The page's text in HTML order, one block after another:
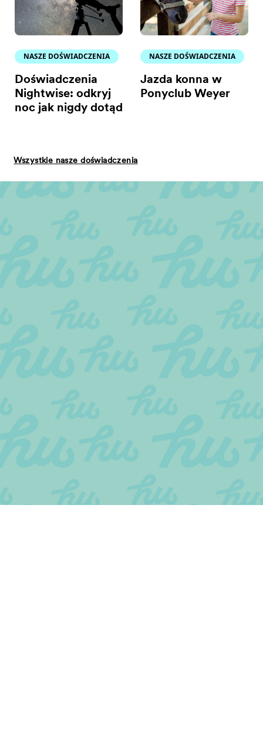
NASZE DOŚWIADCZENIA
Doświadczenia
Nightwise: odkryj
noc jak nigdy dotąd
NASZE DOŚWIADCZENIA
Jazda konna w
Ponyclub Weyer
Wszystkie nasze doświadczenia